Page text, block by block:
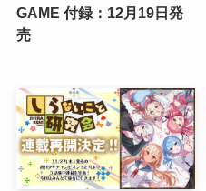
GAME 付録：12月19日発
売